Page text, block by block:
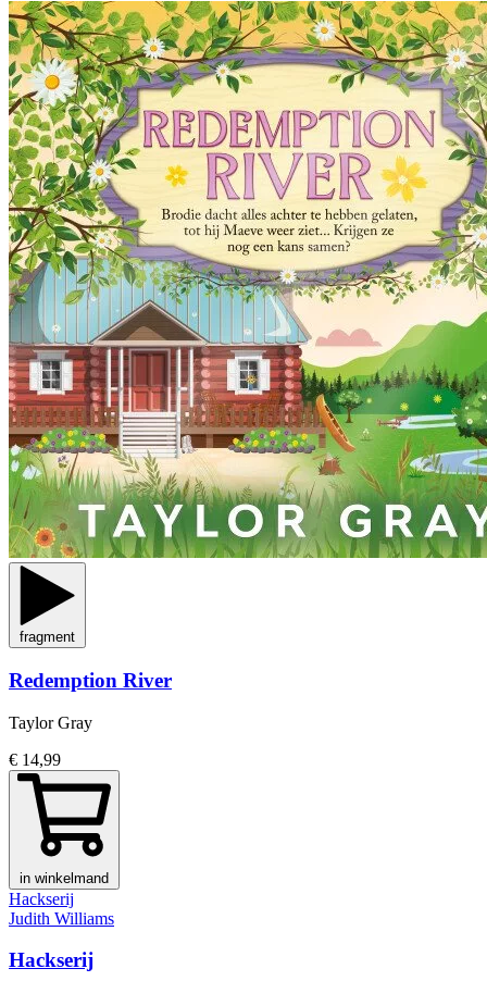
fragment
Redemption River
Taylor Gray
€ 14,99
in winkelmand
Hackserij
Judith Williams
Hackserij